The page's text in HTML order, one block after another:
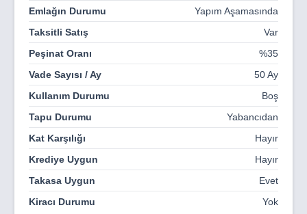
Yemyeşil Dağları, Altın Renkli Kumsalları Vardır. Kıbrıs
Casinoları ve Eğlence Merkezleri ile Eğlencenin
Başkentidir
Emlağın Durumu
Yapım Aşamasında
Taksitli Satış
Var
Peşinat Oranı
%35
Vade Sayısı / Ay
50 Ay
Kullanım Durumu
Boş
Tapu Durumu
Yabancıdan
Kat Karşılığı
Hayır
Krediye Uygun
Hayır
Takasa Uygun
Evet
Kiracı Durumu
Yok